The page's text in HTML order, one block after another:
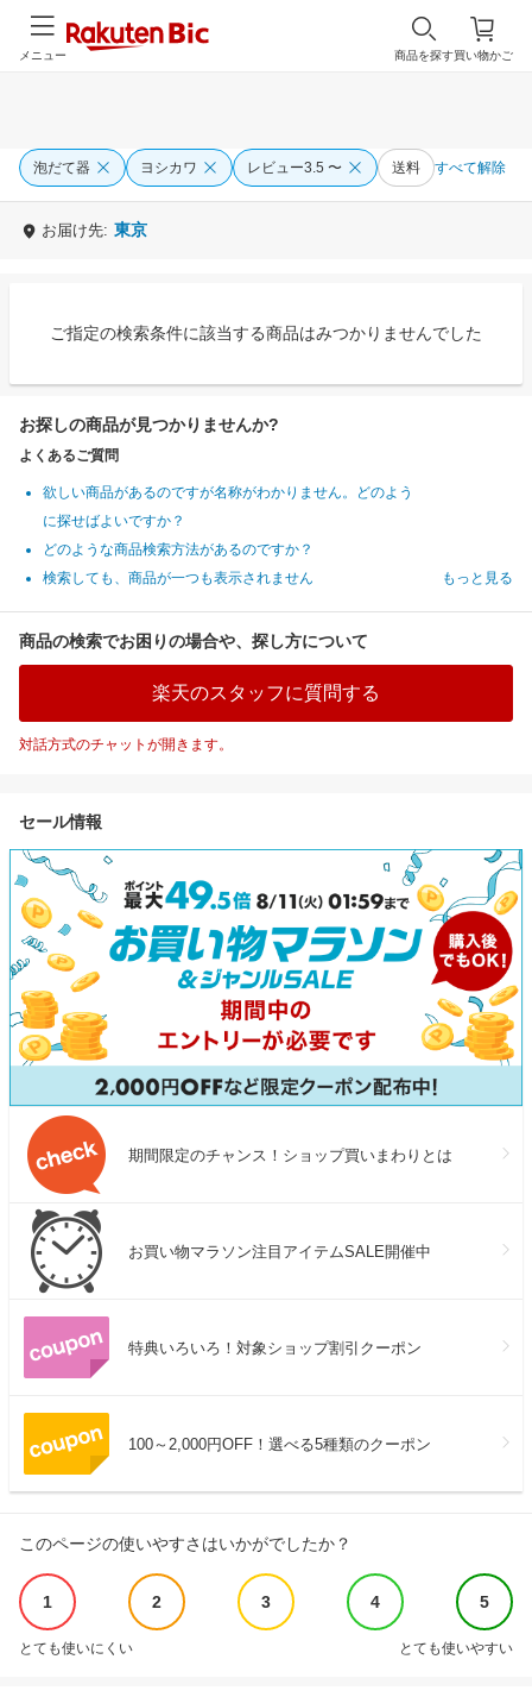
買い物かご
商品を探す
メニュー
泡だて器 ヨシカワ レビュー3.5 〜 送料 すべて解除
お届け先: 東京
ご指定の検索条件に該当する商品はみつかりませんでした
お探しの商品が見つかりませんか?
よくあるご質問
欲しい商品があるのですが名称がわかりません。どのよう
に探せばよいですか？
どのような商品検索方法があるのですか？
検索しても、商品が一つも表示されません
もっと見る
商品の検索でお困りの場合や、探し方について
楽天のスタッフに質問する
対話方式のチャットが開きます。
セール情報
期間限定のチャンス！ショップ買いまわりとは
お買い物マラソン注目アイテムSALE開催中
特典いろいろ！対象ショップ割引クーポン
100～2,000円OFF！選べる5種類のクーポン
このページの使いやすさはいかがでしたか？
1 2 3 4 5
とても使いにくい とても使いやすい